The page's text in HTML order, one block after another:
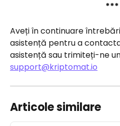
***
Aveți în continuare
asistență pentru a
asistență sau trimiteți-ne
support@kriptomat.io
Articole similare